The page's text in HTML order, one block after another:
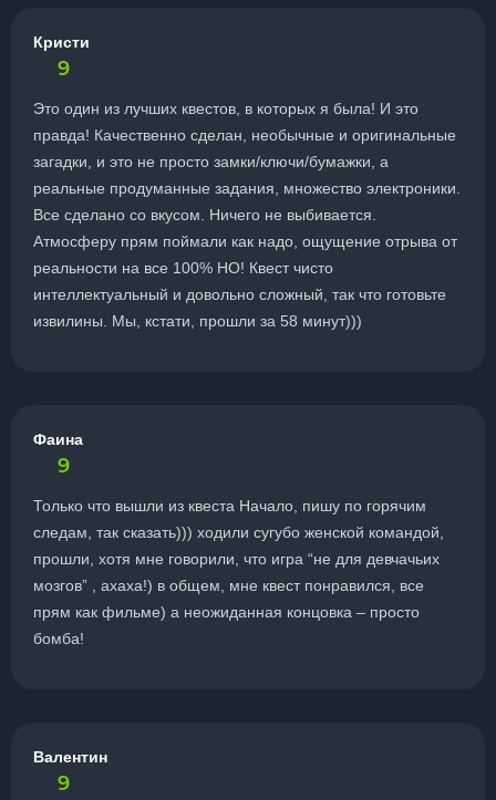
Кристи
9
Это один из лучших квестов, в которых я была! И это
правда! Качественно сделан, необычные и оригинальные
загадки, и это не просто замки/ключи/бумажки, а
реальные продуманные задания, множество электроники.
Все сделано со вкусом. Ничего не выбивается.
Атмосферу прям поймали как надо, ощущение отрыва от
реальности на все 100% НО! Квест чисто
интеллектуальный и довольно сложный, так что готовьте
извилины. Мы, кстати, прошли за 58 минут)))
Фаина
9
Только что вышли из квеста Начало, пишу по горячим
следам, так сказать))) ходили сугубо женской командой,
прошли, хотя мне говорили, что игра “не для девчачьих
мозгов” , ахаха!) в общем, мне квест понравился, все
прям как фильме) а неожиданная концовка – просто
бомба!
Валентин
9